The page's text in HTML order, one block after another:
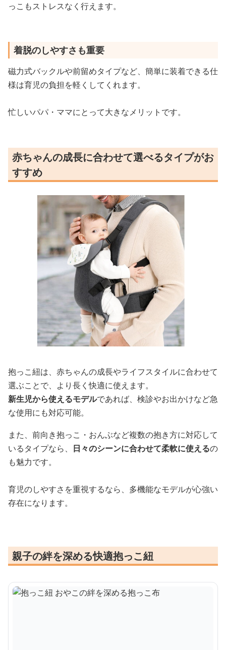
っこもストレスなく行えます。
着脱のしやすさも重要
磁力式バックルや前留めタイプなど、簡単に装着できる仕
様は育児の負担を軽くしてくれます。
忙しいパパ・ママにとって大きなメリットです。
赤ちゃんの成長に合わせて選べるタイプがお
すすめ
抱っこ紐は、赤ちゃんの成長やライフスタイルに合わせて
選ぶことで、より長く快適に使えます。
新生児から使えるモデルであれば、検診やお出かけなど急
な使用にも対応可能。
また、前向き抱っこ・おんぶなど複数の抱き方に対応して
いるタイプなら、 日々のシーンに合わせて柔軟に使えるの
も魅力です。
育児のしやすさを重視するなら、多機能なモデルが心強い
存在になります。
親子の絆を深める快適抱っこ紐